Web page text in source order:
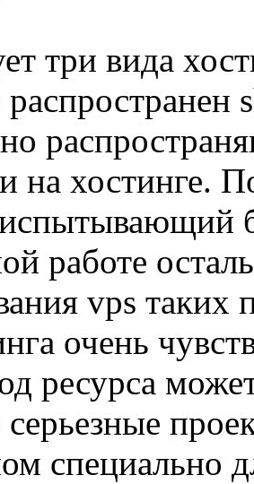
три вида
хостинге.
испытывающий
работе
vps таких
очень
ресурса
специально